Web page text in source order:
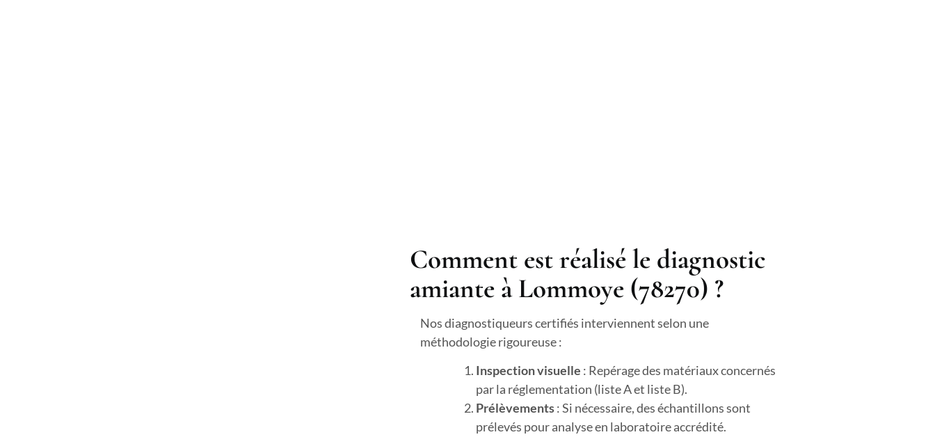
Comment est réalisé le diagnostic
amiante à Lommoye (78270) ?
Nos diagnostiqueurs certifiés interviennent selon une
méthodologie rigoureuse :
Inspection visuelle : Repérage des matériaux concernés
par la réglementation (liste A et liste B).
Prélèvements: Si nécessaire, des échantillons sont
prélevés pour analyse en laboratoire accrédité.